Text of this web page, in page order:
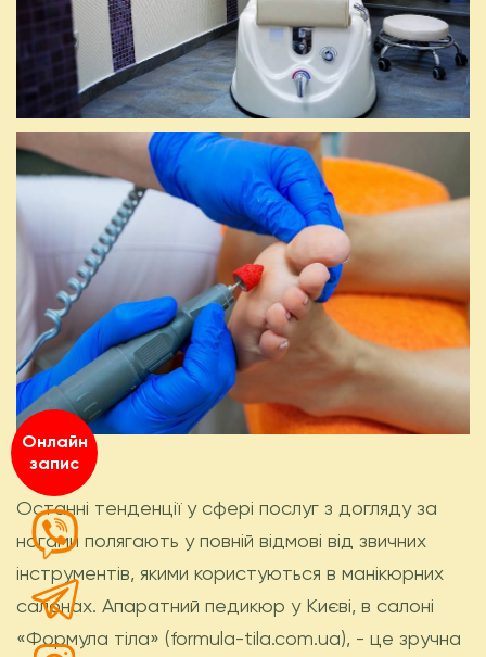
Останні тенденції у сфері послуг з догляду за
ногами полягають у повній відмові від звичних
інструментів, якими користуються в манікюрних
салонах. Апаратний педикюр у Києві, в салоні
«Формула тіла» (formula-tila.com.ua), - це зручна
Онлайн
запис